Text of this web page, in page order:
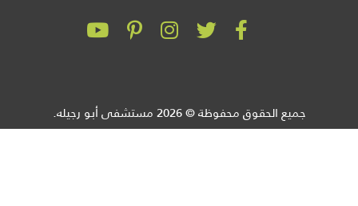
جميع الحقوق محفوظة © 2026 مستشفى أبو رجيله.